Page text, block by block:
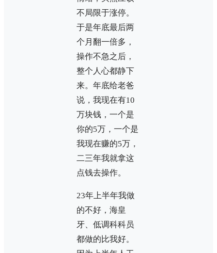
不局限于涨停。
于是年底最后两
个月翻一倍多，
操作不急之后，
整个人心都静下
来。年底给老爸
说，我现在有10
万块钱，一个是
你的5万，一个是
我现在赚的5万，
二三年我就拿这
点钱去操作。
23年上半年我做
的不好，海皇
牙、低调科科员
都做的比我好。